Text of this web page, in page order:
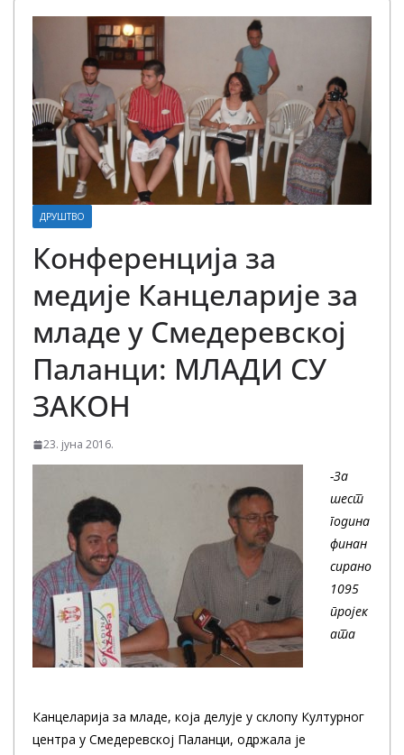
ДРУШТВО
Конференција за
медије Канцеларије за
младе у Смедеревској
Паланци: МЛАДИ СУ
ЗАКОН
23. јуна 2016.
-За
шест
година
финан
сирано
1095
пројек
ата
Канцеларија за младе, која делује у склопу Културног
центра у Смедеревској Паланци, одржала је